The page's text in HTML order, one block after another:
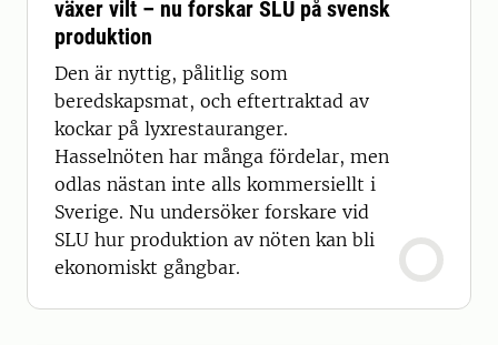
växer vilt – nu forskar SLU på svensk
produktion
Den är nyttig, pålitlig som
beredskapsmat, och eftertraktad av
kockar på lyxrestauranger.
Hasselnöten har många fördelar, men
odlas nästan inte alls kommersiellt i
Sverige. Nu undersöker forskare vid
SLU hur produktion av nöten kan bli
ekonomiskt gångbar.